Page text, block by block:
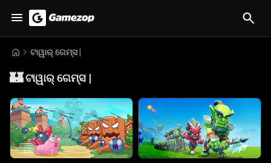
ଟାୱାର୍ ଗେମ୍ସ |
🏰ଟାୱାର୍ ଗେମ୍ସ |